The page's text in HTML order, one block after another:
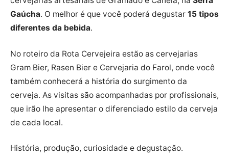
Gaúcha. O melhor é que você poderá degustar 15 tipos
diferentes da bebida.
No roteiro da Rota Cervejeira estão as cervejarias
Gram Bier, Rasen Bier e Cervejaria do Farol, onde você
também conhecerá a história do surgimento da
cerveja. As visitas são acompanhadas por profissionais,
que irão lhe apresentar o diferenciado estilo da cerveja
de cada local.
História, produção, curiosidade e degustação.